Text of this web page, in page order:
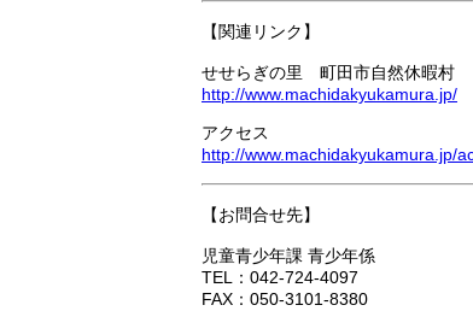
【関連リンク】
せせらぎの里 町田市自然休暇村
http://www.machidakyukamura.jp/
アクセス
http://www.machidakyukamura.jp/
【お問合せ先】
児童青少年課 青少年係
TEL：042-724-4097
FAX：050-3101-8380